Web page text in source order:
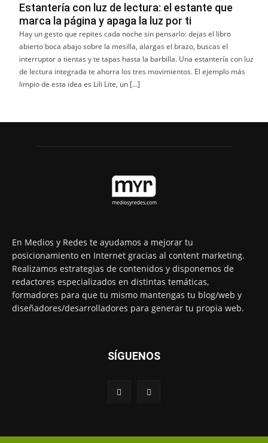
Estantería con luz de lectura: el estante que
marca la página y apaga la luz por ti
Hay un gesto que repites cada noche sin pensarlo: dejas el libro
abierto boca abajo sobre la mesilla, alargas el brazo, buscas el
interruptor a tientas y te tapas hasta la barbilla. Una estantería con luz
de lectura integrada te ahorra los tres movimientos. El ejemplo más
limpio de esta idea es Lili Lite, un […]
En Medios y Redes te ayudamos a mejorar tu
posicionamiento en Internet gracias al content marketing.
Realizamos estrategias de contenidos y disponemos de
redactores especializados en distintas temáticas,
formadores para que tu mismo mantengas tu blog/web y
diseñadores/desarrolladores para generar tu propia web.
SÍGUENOS